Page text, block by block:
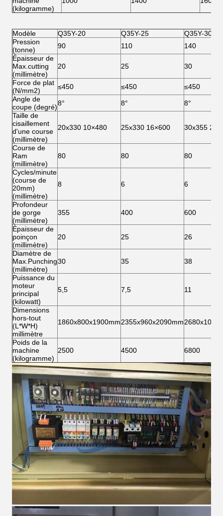
(kilogramme)
Modèle Q35Y-20 Q35Y-25
Q35Y-30
Pression
(tonne)
90 110
140
Épaisseur de
Max.cutting
(millimètre)
20 25 30
Force de plat
(N/mm2)
≤450 ≤450
≤450
Angle de
coupe (degré)8° 8°
8°
Taille de
cisaillement
d'une course
(millimètre)
20x330 10×480 25x330 16×600 30x355
Course de
Ram
(millimètre)
80 80 80
Cycles/minute
(course de
20mm)
(millimètre)
8 6 6
Profondeur
de gorge
(millimètre)
355 400 600
Épaisseur de
poinçon
(millimètre)
20 25 26
Diamètre de
Max.Punching
(millimètre)
30 35 38
Puissance du
moteur
principal
(kilowatt)
5,5 7,5 11
Dimensions
hors-tout
(L*W*H)
millimètre
1860x800x1900mm2355x960x2090mm
Poids de la
machine
(kilogramme)
2500 4500 6800